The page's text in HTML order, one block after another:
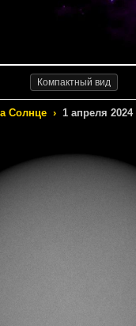
Компактный вид
Солнце › 1 апреля 2024